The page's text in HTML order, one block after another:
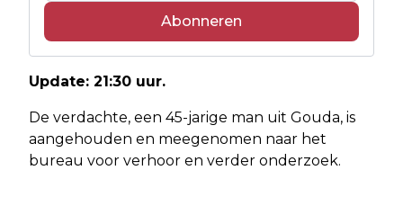
Abonneren
Update: 21:30 uur.
De verdachte, een 45-jarige man uit Gouda, is
aangehouden en meegenomen naar het
bureau voor verhoor en verder onderzoek.